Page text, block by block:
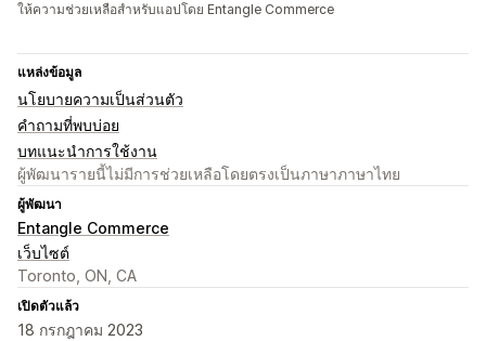
ให้ความช่วยเหลือสำหรับแอปโดย Entangle Commerce
แหล่งข้อมูล
นโยบายความเป็นส่วนตัว
คำถามที่พบบ่อย
บทแนะนำการใช้งาน
ผู้พัฒนารายนี้ไม่มีการช่วยเหลือโดยตรงเป็นภาษาภาษาไทย
ผู้พัฒนา
Entangle Commerce
เว็บไซต์
Toronto, ON, CA
เปิดตัวแล้ว
18 กรกฎาคม 2023